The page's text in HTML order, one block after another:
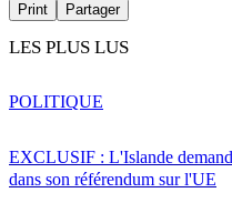
Print Partager
LES PLUS LUS
EXCLUSIF : L'Islande
dans son référendum sur l'UE
POLITIQUE